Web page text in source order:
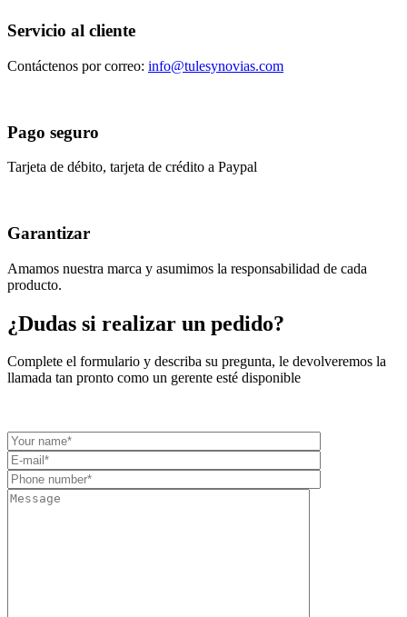
Servicio al cliente
Contáctenos por correo: info@tulesynovias.com
Pago seguro
Tarjeta de débito, tarjeta de crédito a Paypal
Garantizar
Amamos nuestra marca y asumimos la responsabilidad de cada
producto.
¿Dudas si realizar un pedido?
Complete el formulario y describa su pregunta, le devolveremos la
llamada tan pronto como un gerente esté disponible